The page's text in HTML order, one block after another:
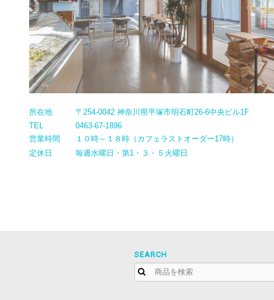
所在地
〒254-0042 神奈川県平塚市明石町26-6中央ビル1F
TEL
0463-67-1896
営業時間
１０時～１８時（カフェラストオーダー17時）
定休日
毎週水曜日・第1・３・５火曜日
SEARCH